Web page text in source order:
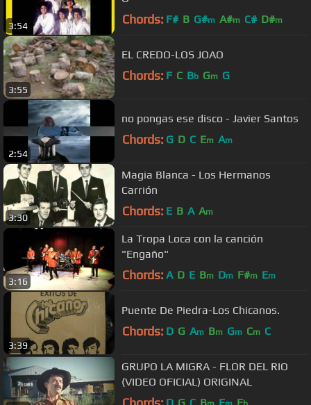
3:54 Chords: F# B G#m A#m C# D#m
3:55
EL CREDO-LOS JOAO
Chords: F C Bb Gm G
2:54
no pongas ese disco - Javier Santos
Chords: G D C Em Am
3:30
Magia Blanca - Los Hermanos
Carrión
Chords: E B A Am
3:16
La Tropa Loca con la canción
"Engaño"
Chords: A D E Bm Dm F#m Em
3:39
Puente De Piedra-Los Chicanos.
Chords: D G Am Bm Gm Cm C
GRUPO LA MIGRA - FLOR DEL RIO
(VIDEO OFICIAL) ORIGINAL